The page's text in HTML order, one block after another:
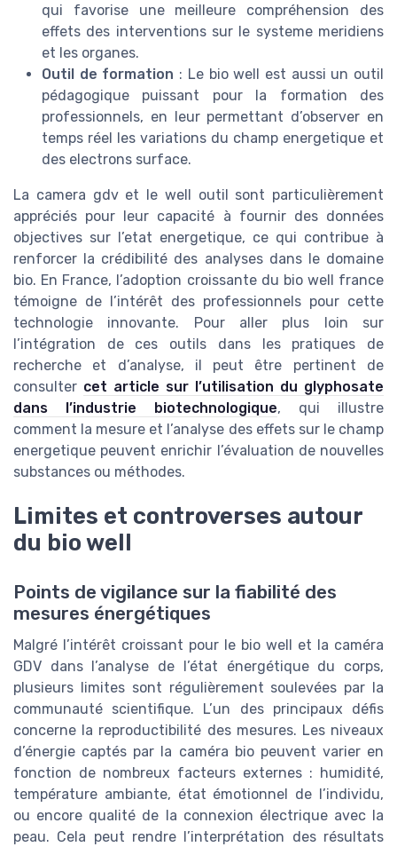
qui favorise une meilleure compréhension des
effets des interventions sur le systeme meridiens
et les organes.
Outil de formation : Le bio well est aussi un outil
pédagogique puissant pour la formation des
professionnels, en leur permettant d’observer en
temps réel les variations du champ energetique et
des electrons surface.
La camera gdv et le well outil sont particulièrement
appréciés pour leur capacité à fournir des données
objectives sur l’etat energetique, ce qui contribue à
renforcer la crédibilité des analyses dans le domaine
bio. En France, l’adoption croissante du bio well france
témoigne de l’intérêt des professionnels pour cette
technologie innovante. Pour aller plus loin sur
l’intégration de ces outils dans les pratiques de
recherche et d’analyse, il peut être pertinent de
consulter cet article sur l’utilisation du glyphosate
dans l’industrie biotechnologique, qui illustre
comment la mesure et l’analyse des effets sur le champ
energetique peuvent enrichir l’évaluation de nouvelles
substances ou méthodes.
Limites et controverses autour
du bio well
Points de vigilance sur la fiabilité des
mesures énergétiques
Malgré l’intérêt croissant pour le bio well et la caméra
GDV dans l’analyse de l’état énergétique du corps,
plusieurs limites sont régulièrement soulevées par la
communauté scientifique. L’un des principaux défis
concerne la reproductibilité des mesures. Les niveaux
d’énergie captés par la caméra bio peuvent varier en
fonction de nombreux facteurs externes : humidité,
température ambiante, état émotionnel de l’individu,
ou encore qualité de la connexion électrique avec la
peau. Cela peut rendre l’interprétation des résultats